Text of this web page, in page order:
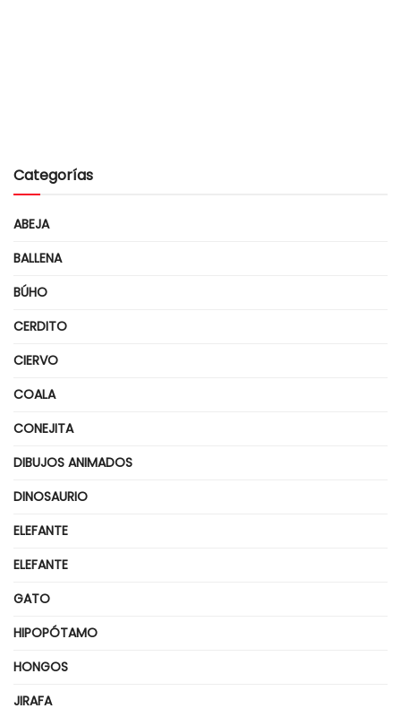
Categorías
ABEJA
BALLENA
BÚHO
CERDITO
CIERVO
COALA
CONEJITA
DIBUJOS ANIMADOS
DINOSAURIO
ELEFANTE
ELEFANTE
GATO
HIPOPÓTAMO
HONGOS
JIRAFA